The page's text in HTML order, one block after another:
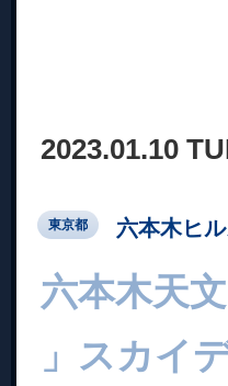
2023.01.10
東京都 六本木ヒ
六本木天
」スカイ